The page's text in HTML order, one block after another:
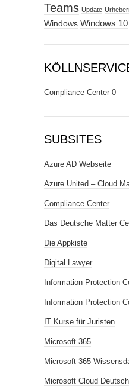
Teams Update
Windows Windows 10
Compliance Center 0
SUBSITES
Azure AD Webseite
Azure United – Cloud
Compliance Center
Das Deutsche Matter
Die Appkiste
Digital Lawyer
Information Protection
Information Protection
IT Kurse für Juristen
Microsoft 365
Microsoft 365
Microsoft Cloud